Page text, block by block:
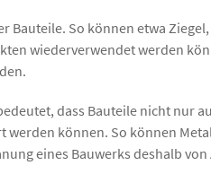
So können etwa
wiederverwendet werden
dass Bauteile nicht
können. So können
eines Bauwerks deshalb